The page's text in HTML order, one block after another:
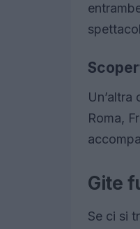
Un’altra
Roma,
Gite
Se ci si